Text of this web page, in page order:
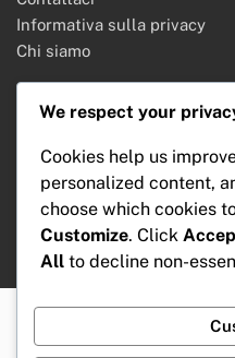
Informativa sulla privacy
Chi siamo
Search
for:
We respect your
Cookies help us
personalized content,
choose which cookies
Customize. Click
All to decline non-